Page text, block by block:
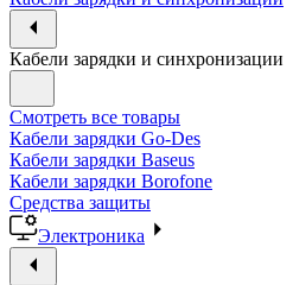
Кабели зарядки и синхронизации
Смотреть все товары
Кабели зарядки Go-Des
Кабели зарядки Baseus
Кабели зарядки Borofone
Средства защиты
Электроника